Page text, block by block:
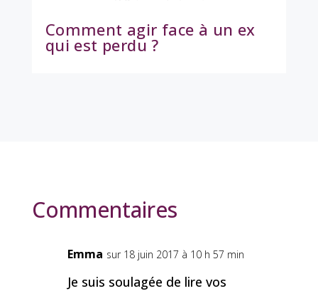
Comment agir face à un ex
qui est perdu ?
Commentaires
Emma sur 18 juin 2017 à 10 h 57 min
Je suis soulagée de lire vos